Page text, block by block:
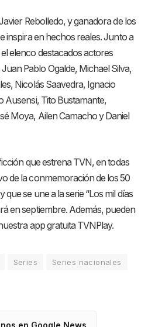
Rebolledo, y ganadora de los
inspira en hechos reales. Junto a
elenco destacados actores
Pablo Ogalde, Michael Silva,
Nicolás Saavedra, Ignacio
Ausensi, Tito Bustamante,
Moya, Ailen Camacho y Daniel
que estrena TVN, en todas
de la conmemoración de los 50
que se une a la serie “Los mil días
en septiembre. Además, pueden
app gratuita TVNPlay.
Series
Series nacionales